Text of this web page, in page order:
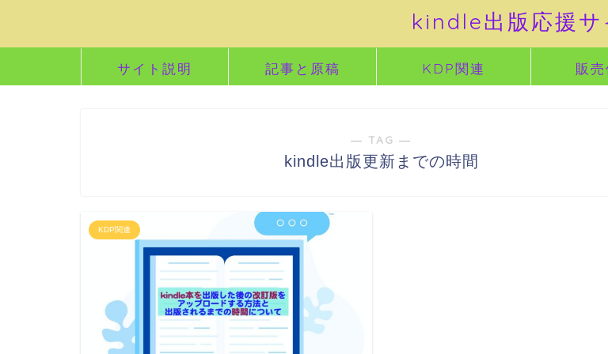
kindle出版応援サ
サイト説明 記事と原稿 KDP関連 販
― TAG ―
kindle出版更新までの時間
KDP関連